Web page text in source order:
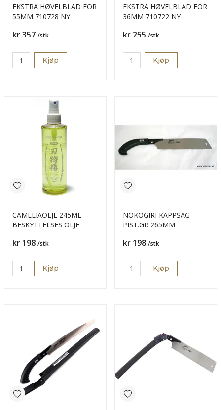
EKSTRA HØVELBLAD FOR
55MM 710728 NY
Pris
kr 357 /stk
Kjøp
EKSTRA HØVELBLAD FOR
36MM 710722 NY
Pris
kr 255 /stk
Kjøp
CAMELIAOLJE 245ML
BESKYTTELSES OLJE
Pris
kr 198 /stk
Kjøp
NOKOGIRI KAPPSAG
PIST.GR 265MM
Pris
kr 198 /stk
Kjøp